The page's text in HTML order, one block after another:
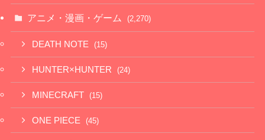
アニメ・漫画・ゲーム (2,270)
DEATH NOTE (15)
HUNTER×HUNTER (24)
MINECRAFT (15)
ONE PIECE (45)